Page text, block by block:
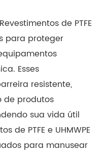
de PTFE
para proteger
Esses
resistente,
de produtos
sua vida útil
de PTFE e UHMWPE
para manusear